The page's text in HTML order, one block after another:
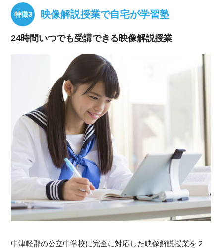
映像解説授業で自宅が学習塾
24時間いつでも受講できる映像解説授業
中津軽郡の公立中学校に完全に対応した映像解説授業を２